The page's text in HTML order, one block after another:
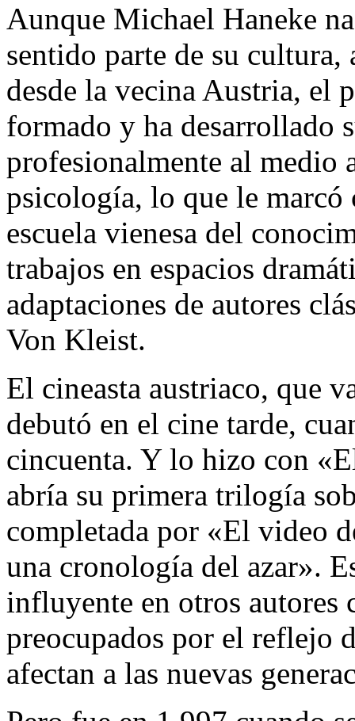
Aunque Michael Haneke
sentido parte de su
desde la vecina Austria, el
formado y ha desarrollado
profesionalmente al
psicología, lo que le marcó
escuela vienesa del
trabajos en espacios
adaptaciones de autores
Von Kleist.
El cineasta austriaco, que
debutó en el cine tarde,
cincuenta. Y lo hizo con
abría su primera trilogía
completada por «El video
una cronología del azar».
influyente en otros autores
preocupados por el reflejo
afectan a las nuevas